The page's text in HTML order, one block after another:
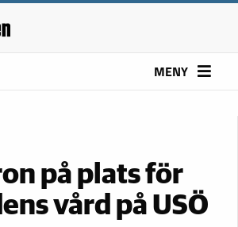
MENY
på plats för
vård på USÖ